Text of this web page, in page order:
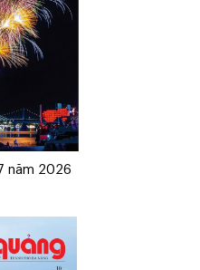
năm 2026